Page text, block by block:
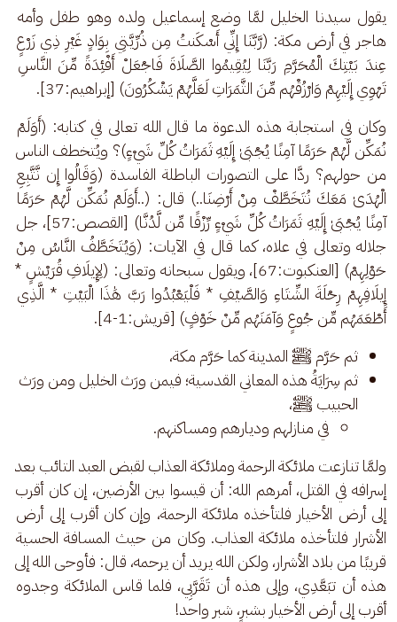
يقول سيدنا الخليل لمَّا وضع إسماعيل ولده وهو طفل وأمه
هاجر في أرض مكة: (رَّبَّنَا إِنِّي أَسْكَنتُ مِن ذُرِّيَّتِي بِوَادٍ غَيْرِ ذِي زَرْعٍ
عِندَ بَيْتِكَ الْمُحَرَّمِ رَبَّنَا لِيُقِيمُوا الصَّلَاةَ فَاجْعَلْ أَفْئِدَةً مِّنَ النَّاسِ
تَهْوِي إِلَيْهِمْ وَارْزُقْهُم مِّنَ الثَّمَرَاتِ لَعَلَّهُمْ يَشْكُرُونَ) [إبراهيم:37].
وكان في استجابة هذه الدعوة ما قال الله تعالى في كتابه: (أَوَلَمْ
نُمَكِّن لَّهُمْ حَرَمًا آمِنًا يُجْبَىٰ إِلَيْهِ ثَمَرَاتُ كُلِّ شَيْءٍ)؟ ويُتخطف الناس
من حولهم؟ ردَّا على التصورات الباطلة الفاسدة (وَقَالُوا إِن نَّتَّبِعِ
الْهُدَىٰ مَعَكَ نُتَخَطَّفْ مِنْ أَرْضِنَا..) قال: (..أَوَلَمْ نُمَكِّن لَّهُمْ حَرَمًا
آمِنًا يُجْبَىٰ إِلَيْهِ ثَمَرَاتُ كُلِّ شَيْءٍ رِّزْقًا مِّن لَّدُنَّا) [القصص:57]، جل
جلاله وتعالى في علاه، كما قال في الآيات: (وَيُتَخَطَّفُ النَّاسُ مِنْ
حَوْلِهِمْ) [العنكبوت:67]، ويقول سبحانه وتعالى: (لِإِيلَافِ قُرَيْشٍ *
إِيلَافِهِمْ رِحْلَةَ الشِّتَاءِ وَالصَّيْفِ * فَلْيَعْبُدُوا رَبَّ هَٰذَا الْبَيْتِ * الَّذِي
أَطْعَمَهُم مِّن جُوعٍ وَآمَنَهُم مِّنْ خَوْفٍ) [قريش:1-4].
ثم حَرَّم ﷺ المدينة كما حَرَّم مكة،
ثم سِرَايَةُ هذه المعاني القدسية؛ فيمن ورَث الخليل ومن ورَث
الحبيب ﷺ،
في منازلهم وديارهم ومساكنهم.
ولمَّا تنازعت ملائكة الرحمة وملائكة العذاب لقبض العبد التائب بعد
إسرافه في القتل، أمرهم الله: أن قيسوا بين الأرضين، إن كان أقرب
إلى أرض الأخيار فلتأخذه ملائكة الرحمة، وإن كان أقرب إلى أرض
الأشرار فلتأخذه ملائكة العذاب. وكان من حيث المسافة الحسية
قريبًا من بلاد الأشرار، ولكن الله يريد أن يرحمه، قال: فأوحى الله إلى
هذه أن تبَعَّدِي، وإلى هذه أن تَقَرَّبِي، فلما قاس الملائكة وجدوه
أقرب إلى أرض الأخيار بشبرٍ، شبر واحد!